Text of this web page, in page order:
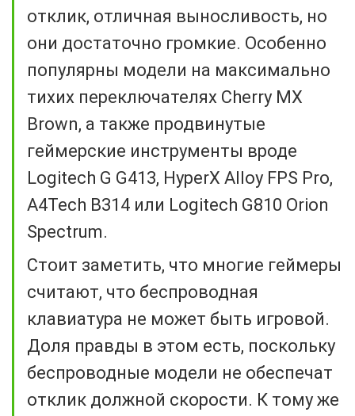
отклик, отличная выносливость, но
они достаточно громкие. Особенно
популярны модели на максимально
тихих переключателях Cherry MX
Brown, а также продвинутые
геймерские инструменты вроде
Logitech G G413, HyperX Alloy FPS Pro,
A4Tech B314 или Logitech G810 Orion
Spectrum.
Стоит заметить, что многие геймеры
считают, что беспроводная
клавиатура не может быть игровой.
Доля правды в этом есть, поскольку
беспроводные модели не обеспечат
отклик должной скорости. К тому же